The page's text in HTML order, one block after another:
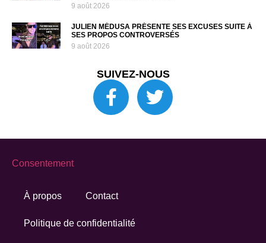
9 août 2026
JULIEN MÉDUSA PRÉSENTE SES EXCUSES SUITE À
SES PROPOS CONTROVERSÉS
9 août 2026
SUIVEZ-NOUS
À propos Contact
Politique de confidentialité
Consentement